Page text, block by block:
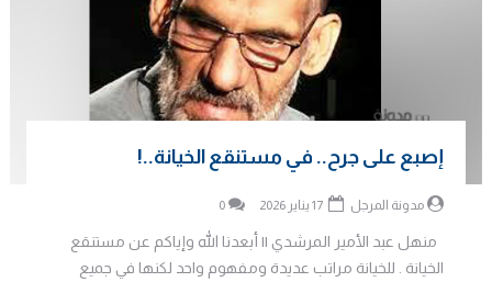
إصبع على جرح.. في مستنقع الخيانة..!
مدونة المرجل 0
منهل عبد الأمير المرشدي || أبعدنا الله وإياكم عن مستنقع
الخيانة . للخيانة مراتب عديدة ومفهوم واحد لكنها في جميع